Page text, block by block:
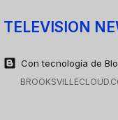
TELEVISION
Con tecnología de